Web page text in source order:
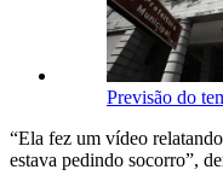
Previsão do
“Ela fez um vídeo
estava pedindo socorro”,